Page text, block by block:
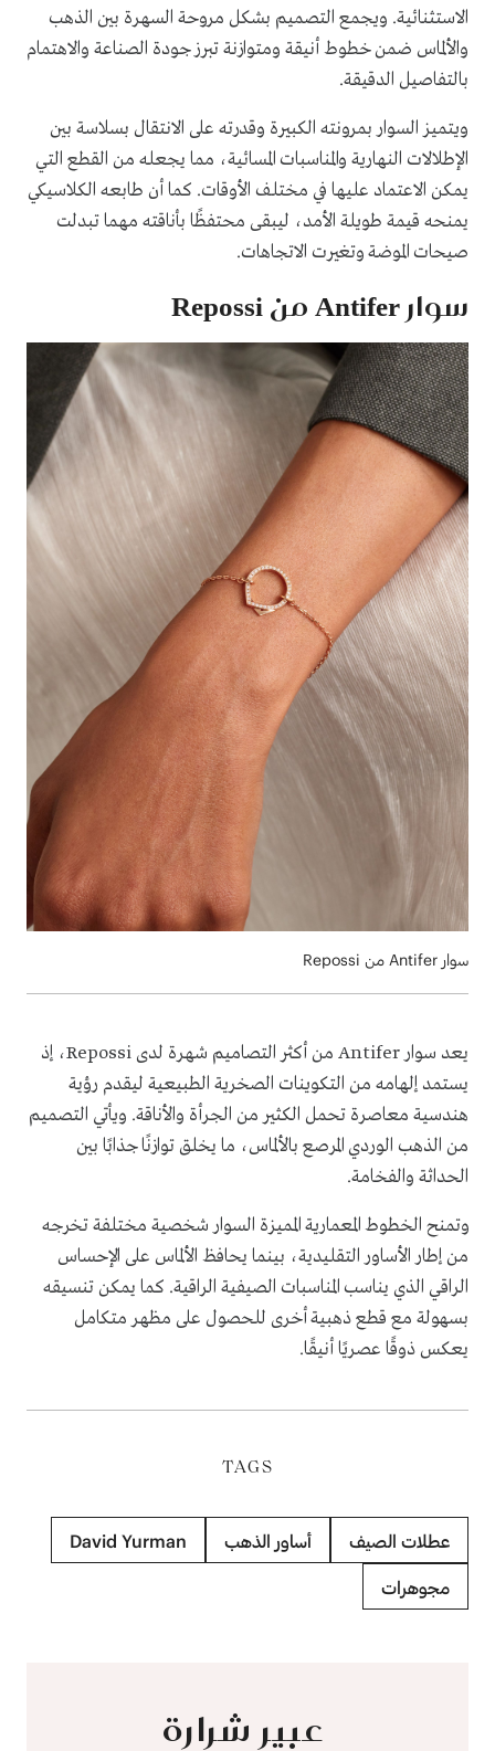
الاستثنائية. ويجمع التصميم بشكل مروحة السهرة بين الذهب
والألماس ضمن خطوط أنيقة ومتوازنة تبرز جودة الصناعة والاهتمام
بالتفاصيل الدقيقة.
ويتميز السوار بمرونته الكبيرة وقدرته على الانتقال بسلاسة بين
الإطلالات النهارية والمناسبات المسائية، مما يجعله من القطع التي
يمكن الاعتماد عليها في مختلف الأوقات. كما أن طابعه الكلاسيكي
يمنحه قيمة طويلة الأمد، ليبقى محتفظًا بأناقته مهما تبدلت
صيحات الموضة وتغيرت الاتجاهات.
سوار Antifer من Repossi
سوار Antifer من Repossi
يعد سوار Antifer من أكثر التصاميم شهرة لدى Repossi، إذ
يستمد إلهامه من التكوينات الصخرية الطبيعية ليقدم رؤية
هندسية معاصرة تحمل الكثير من الجرأة والأناقة. ويأتي التصميم
من الذهب الوردي المرصع بالألماس، ما يخلق توازنًا جذابًا بين
الحداثة والفخامة.
وتمنح الخطوط المعمارية المميزة السوار شخصية مختلفة تخرجه
من إطار الأساور التقليدية، بينما يحافظ الألماس على الإحساس
الراقي الذي يناسب المناسبات الصيفية الراقية. كما يمكن تنسيقه
بسهولة مع قطع ذهبية أخرى للحصول على مظهر متكامل
يعكس ذوقًا عصريًا أنيقًا.
TAGS
عطلات الصيف أساور الذهب David Yurman
مجوهرات
عبير شرارة